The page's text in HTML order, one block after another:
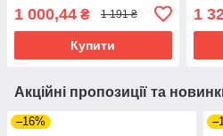
1 000,44 ₴ 1 191 ₴
Купити
1
Акційні пропозиції та
–16%